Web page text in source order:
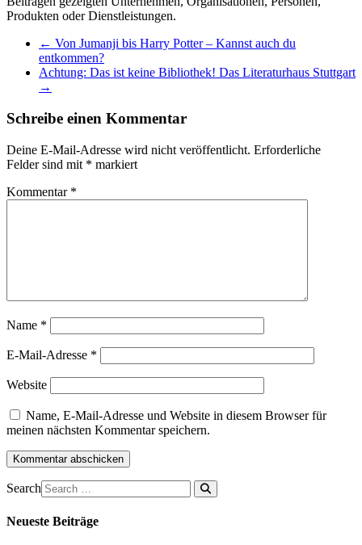
Produkten oder Dienstleistungen.
← Von Jumanji bis Harry Potter – Kannst auch du
entkommen?
Achtung: Das ist keine Bibliothek! Das Literaturhaus Stuttgart
→
Schreibe einen Kommentar
Deine E-Mail-Adresse wird nicht veröffentlicht. Erforderliche
Felder sind mit * markiert
Kommentar *
Name *
E-Mail-Adresse *
Website
Name, E-Mail-Adresse und Website in diesem Browser für
meinen nächsten Kommentar speichern.
Search
Neueste Beiträge